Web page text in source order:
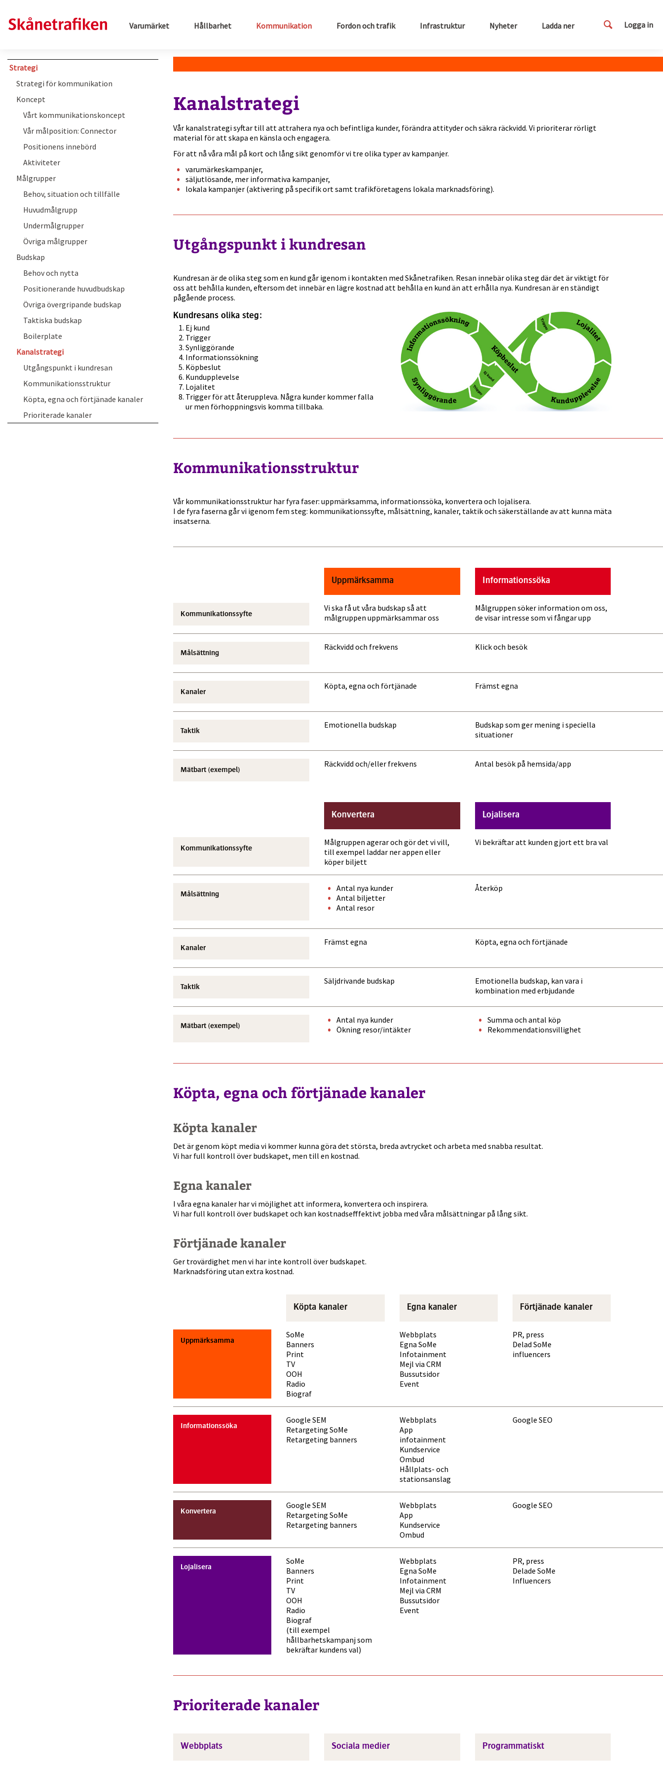
Varumärket Hållbarhet Kommunikation Fordon och trafik Infrastruktur Nyheter Ladda ner Logga in
Strategi
Strategi för kommunikation
Koncept
Vårt kommunikationskoncept
Vår målposition: Connector
Positionens innebörd
Aktiviteter
Målgrupper
Behov, situation och tillfälle
Huvudmålgrupp
Undermålgrupper
Övriga målgrupper
Budskap
Behov och nytta
Positionerande huvudbudskap
Övriga övergripande budskap
Taktiska budskap
Boilerplate
Kanalstrategi
Utgångspunkt i kundresan
Kommunikationsstruktur
Köpta, egna och förtjänade kanaler
Prioriterade kanaler
Kanalstrategi
Vår kanalstrategi syftar till att attrahera nya och befintliga kunder, förändra attityder och säkra räckvidd. Vi prioriterar rörligt
material för att skapa en känsla och engagera.
För att nå våra mål på kort och lång sikt genomför vi tre olika typer av kampanjer.
varumärkeskampanjer,
säljutlösande, mer informativa kampanjer,
lokala kampanjer (aktivering på specifik ort samt trafikföretagens lokala marknadsföring).
Utgångspunkt i kundresan
Kundresan är de olika steg som en kund går igenom i kontakten med Skånetrafiken. Resan innebär olika steg där det är viktigt för
oss att behålla kunden, eftersom det innebär en lägre kostnad att behålla en kund än att erhålla nya. Kundresan är en ständigt
pågående process.
Kundresans olika steg:
Ej kund
Trigger
Synliggörande
Informationssökning
Köpbeslut
Kundupplevelse
Lojalitet
Trigger för att återuppleva. Några kunder kommer falla
ur men förhoppningsvis komma tillbaka.
Kommunikationsstruktur
Vår kommunikationsstruktur har fyra faser: uppmärksamma, informationssöka, konvertera och lojalisera.
I de fyra faserna går vi igenom fem steg: kommunikationssyfte, målsättning, kanaler, taktik och säkerställande av att kunna mäta
insatserna.
Uppmärksamma Informationssöka
Kommunikationssyfte
Vi ska få ut våra budskap så att
målgruppen uppmärksammar oss
Målgruppen söker information om oss,
de visar intresse som vi fångar upp
Målsättning
Räckvidd och frekvens Klick och besök
Kanaler
Köpta, egna och förtjänade Främst egna
Taktik
Emotionella budskap
Budskap som ger mening i speciella
situationer
Mätbart (exempel)
Räckvidd och/eller frekvens Antal besök på hemsida/app
Konvertera Lojalisera
Kommunikationssyfte
Målgruppen agerar och gör det vi vill,
till exempel laddar ner appen eller
köper biljett
Vi bekräftar att kunden gjort ett bra val
Målsättning
Antal nya kunder
Antal biljetter
Antal resor
Återköp
Kanaler
Främst egna Köpta, egna och förtjänade
Taktik
Säljdrivande budskap
Emotionella budskap, kan vara i
kombination med erbjudande
Mätbart (exempel)
Antal nya kunder
Ökning resor/intäkter
Summa och antal köp
Rekommendationsvillighet
Köpta, egna och förtjänade kanaler
Köpta kanaler
Det är genom köpt media vi kommer kunna göra det största, breda avtrycket och arbeta med snabba resultat.
Vi har full kontroll över budskapet, men till en kostnad.
Egna kanaler
I våra egna kanaler har vi möjlighet att informera, konvertera och inspirera.
Vi har full kontroll över budskapet och kan kostnadsefffektivt jobba med våra målsättningar på lång sikt.
Förtjänade kanaler
Ger trovärdighet men vi har inte kontroll över budskapet.
Marknadsföring utan extra kostnad.
Köpta kanaler Egna kanaler Förtjänade kanaler
Uppmärksamma
SoMe
Banners
Print
TV
OOH
Radio
Biograf
Webbplats
Egna SoMe
Infotainment
Mejl via CRM
Bussutsidor
Event
PR, press
Delad SoMe
influencers
Informationssöka
Google SEM
Retargeting SoMe
Retargeting banners
Webbplats
App
infotainment
Kundservice
Ombud
Hållplats- och
stationsanslag
Google SEO
Konvertera
Google SEM
Retargeting SoMe
Retargeting banners
Webbplats
App
Kundservice
Ombud
Google SEO
Lojalisera
SoMe
Banners
Print
TV
OOH
Radio
Biograf
(till exempel
hållbarhetskampanj som
bekräftar kundens val)
Webbplats
Egna SoMe
Infotainment
Mejl via CRM
Bussutsidor
Event
PR, press
Delade SoMe
Influencers
Prioriterade kanaler
Webbplats Sociala medier Programmatiskt